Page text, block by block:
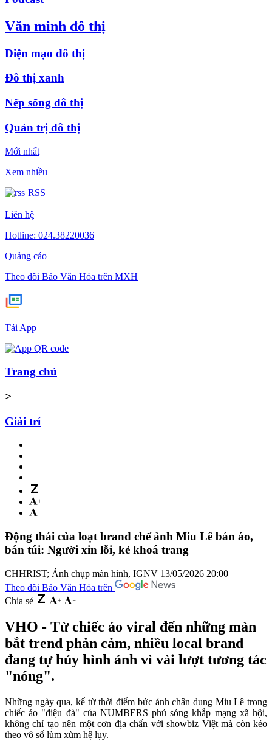
Văn minh đô thị
Diện mạo đô thị
Đô thị xanh
Nếp sống đô thị
Quản trị đô thị
Mới nhất
Xem nhiều
RSS
Liên hệ
Hotline: 024.38220036
Quảng cáo
Theo dõi Báo Văn Hóa trên MXH
Tải App
Trang chủ
>
Giải trí
Động thái của loạt brand chế ảnh Miu Lê bán áo,
bán túi: Người xin lỗi, kẻ khoá trang
CHHRIST; Ảnh chụp màn hình, IGNV 13/05/2026 20:00
Theo dõi Báo Văn Hóa trên
Chia sẻ
VHO - Từ chiếc áo viral đến những màn
bắt trend phản cảm, nhiều local brand
đang tự hủy hình ảnh vì vài lượt tương tác
"nóng".
Những ngày qua, kể từ thời điểm bức ảnh chân dung Miu Lê trong
chiếc áo "điệu đà" của NUMBERS phủ sóng khắp mạng xã hội,
không chỉ tạo nên một cơn địa chấn với showbiz Việt mà còn kéo
theo vô số lùm xùm hệ lụy.